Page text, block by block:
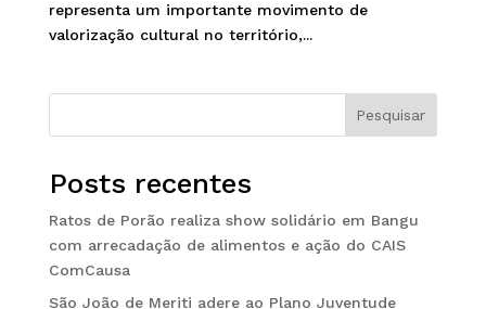
representa um importante movimento de
valorização cultural no território,...
Pesquisar
Posts recentes
Ratos de Porão realiza show solidário em Bangu
com arrecadação de alimentos e ação do CAIS
ComCausa
São João de Meriti adere ao Plano Juventude